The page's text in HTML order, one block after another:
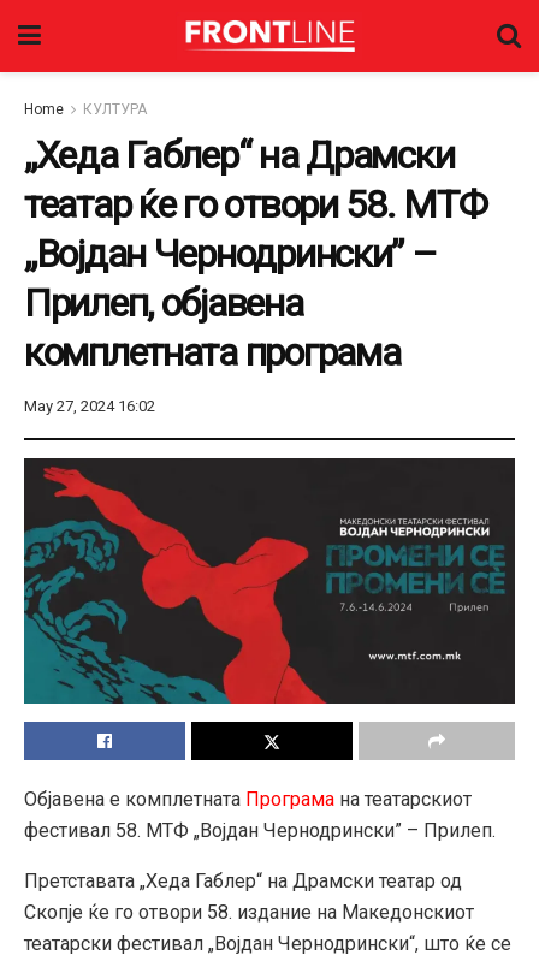
Home КУЛТУРА
„Хеда Габлер“ на Драмски
театар ќе го отвори 58. МТФ
„Војдан Чернодрински” –
Прилеп, објавена
комплетната програма
May 27, 2024 16:02
Објавена е комплетната Програма на театарскиот
фестивал 58. МТФ „Војдан Чернодрински” – Прилеп.
Претставата „Хеда Габлер“ на Драмски театар од
Скопје ќе го отвори 58. издание на Македонскиот
театарски фестивал „Војдан Чернодрински“, што ќе се